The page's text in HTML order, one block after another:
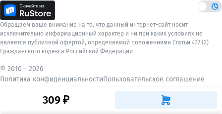
309 ₽
Обращаем ваше внимание на то, что данный интернет-сайт носит
исключительно информационный характер и ни при каких условиях не
является публичной офертой, определяемой положениями Статьи 437 (2)
Гражданского кодекса Российской Федерации
© 2010 - 2026
Политика конфиденциальностиПользовательское соглашение